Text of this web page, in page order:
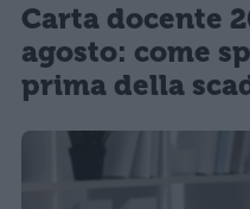
Carta docente
agosto: come
prima della